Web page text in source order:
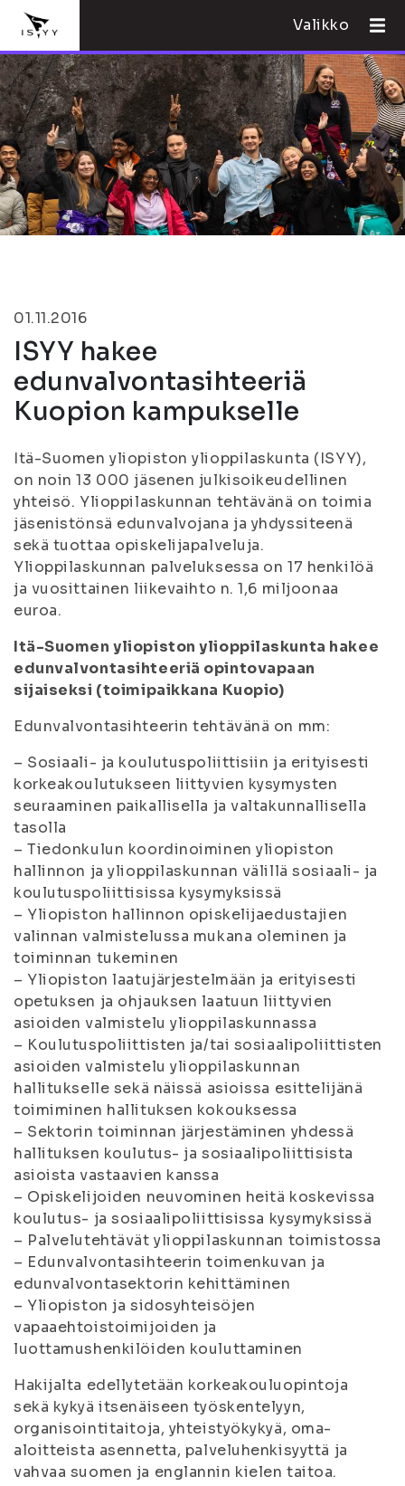
Valikko
01.11.2016
ISYY hakee
edunvalvontasihteeriä
Kuopion kampukselle
Itä-Suomen yliopiston ylioppilaskunta (ISYY),
on noin 13 000 jäsenen julkisoikeudellinen
yhteisö. Ylioppilaskunnan tehtävänä on toimia
jäsenistönsä edunvalvojana ja yhdyssiteenä
sekä tuottaa opiskelijapalveluja.
Ylioppilaskunnan palveluksessa on 17 henkilöä
ja vuosittainen liikevaihto n. 1,6 miljoonaa
euroa.
Itä-Suomen yliopiston ylioppilaskunta hakee
edunvalvontasihteeriä opintovapaan
sijaiseksi (toimipaikkana Kuopio)
Edunvalvontasihteerin tehtävänä on mm:
– Sosiaali- ja koulutuspoliittisiin ja erityisesti
korkeakoulutukseen liittyvien kysymysten
seuraaminen paikallisella ja valtakunnallisella
tasolla
– Tiedonkulun koordinoiminen yliopiston
hallinnon ja ylioppilaskunnan välillä sosiaali- ja
koulutuspoliittisissa kysymyksissä
– Yliopiston hallinnon opiskelijaedustajien
valinnan valmistelussa mukana oleminen ja
toiminnan tukeminen
– Yliopiston laatujärjestelmään ja erityisesti
opetuksen ja ohjauksen laatuun liittyvien
asioiden valmistelu ylioppilaskunnassa
– Koulutuspoliittisten ja/tai sosiaalipoliittisten
asioiden valmistelu ylioppilaskunnan
hallitukselle sekä näissä asioissa esittelijänä
toimiminen hallituksen kokouksessa
– Sektorin toiminnan järjestäminen yhdessä
hallituksen koulutus- ja sosiaalipoliittisista
asioista vastaavien kanssa
– Opiskelijoiden neuvominen heitä koskevissa
koulutus- ja sosiaalipoliittisissa kysymyksissä
– Palvelutehtävät ylioppilaskunnan toimistossa
– Edunvalvontasihteerin toimenkuvan ja
edunvalvontasektorin kehittäminen
– Yliopiston ja sidosyhteisöjen
vapaaehtoistoimijoiden ja
luottamushenkilöiden kouluttaminen
Hakijalta edellytetään korkeakouluopintoja
sekä kykyä itsenäiseen työskentelyyn,
organisointitaitoja, yhteistyökykyä, oma-
aloitteista asennetta, palveluhenkisyyttä ja
vahvaa suomen ja englannin kielen taitoa.